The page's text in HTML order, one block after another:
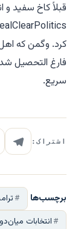
قبلاً کاخ سفید و
کرد. وگمن که اهل
فارغ التحصیل
سریع.
اشتراک:
برچسب‌ها
انتخابات